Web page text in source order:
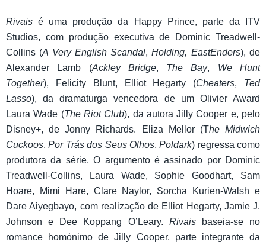
Rivaisé uma produção da Happy Prince, parte da ITV
Studios, com produção executiva de Dominic Treadwell-
Collins (A Very English Scandal,Holding, EastEnders), de
Alexander Lamb (Ackley Bridge, The Bay, We Hunt
Together), Felicity Blunt, Elliot Hegarty (Cheaters, Ted
Lasso), da dramaturga vencedora de um Olivier Award
Laura Wade (The Riot Club), da autora Jilly Cooper e, pelo
Disney+, de Jonny Richards. Eliza Mellor (The Midwich
Cuckoos,Por Trás dos Seus Olhos,Poldark) regressa como
produtora da série. O argumento é assinado por Dominic
Treadwell-Collins, Laura Wade, Sophie Goodhart, Sam
Hoare, Mimi Hare, Clare Naylor, Sorcha Kurien-Walsh e
Dare Aiyegbayo, com realização de Elliot Hegarty, Jamie J.
Johnson e Dee Koppang O’Leary. Rivais
baseia-se no
romance homónimo de Jilly Cooper, parte integrante da